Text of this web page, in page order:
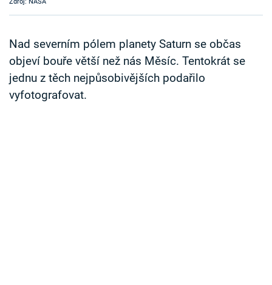
Sledujte nás
Zdroj: NASA
Nad severním pólem planety Saturn se občas
objeví bouře větší než nás Měsíc. Tentokrát se
jednu z těch nejpůsobivějších podařilo
vyfotografovat.